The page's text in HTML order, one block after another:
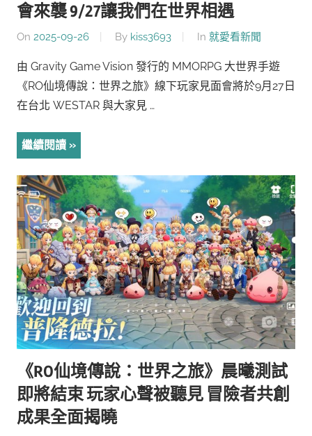
會來襲 9/27讓我們在世界相遇
On 2025-09-26 By kiss3693 In 就愛看新聞
由 Gravity Game Vision 發行的 MMORPG 大世界手遊
《RO仙境傳說：世界之旅》線下玩家見面會將於9月27日
在台北 WESTAR 與大家見 …
繼續閱讀
《RO仙境傳說：世界之旅》晨曦測試
即將結束 玩家心聲被聽見 冒險者共創
成果全面揭曉